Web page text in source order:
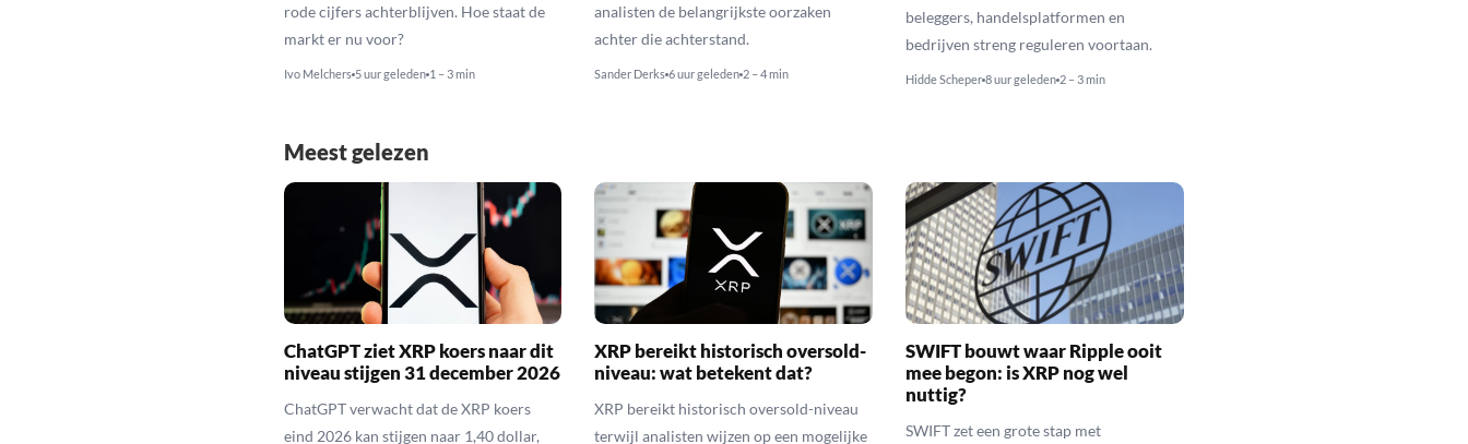
rode cijfers achterblijven. Hoe staat de
markt er nu voor?
Ivo Melchers 5 uur geleden 1 – 3 min
analisten de belangrijkste oorzaken
achter die achterstand.
Sander Derks 6 uur geleden 2 – 4 min
beleggers, handelsplatformen en
bedrijven streng reguleren voortaan.
Hidde Scheper 8 uur geleden 2 – 3 min
Meest gelezen
ChatGPT ziet XRP koers naar dit
niveau stijgen 31 december 2026
ChatGPT verwacht dat de XRP koers
eind 2026 kan stijgen naar 1,40 dollar,
XRP bereikt historisch oversold-
niveau: wat betekent dat?
XRP bereikt historisch oversold-niveau
terwijl analisten wijzen op een mogelijke
SWIFT bouwt waar Ripple ooit
mee begon: is XRP nog wel
nuttig?
SWIFT zet een grote stap met